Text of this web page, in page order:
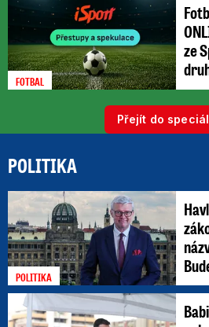
Přestože tropy budou
týden by se mělo mírně
červencový týden pak
Přívalové deště zastihly
Autor: ČTK / Radek Petrášek
A upozorňova i na další
větru, lokálně i tzv.
sestupné proudy v
dosáhnout až kolem 20 m/s
výjimečně i více.
FOTBAL
ze
Přejít do
POLITIKA
POLITIKA